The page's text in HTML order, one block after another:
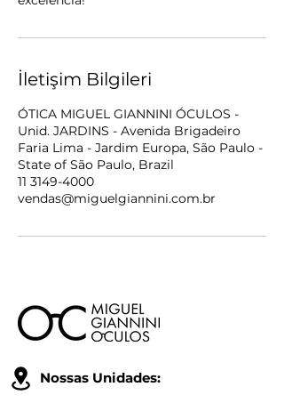
İletişim Bilgileri
ÓTICA MIGUEL GIANNINI ÓCULOS -
Unid. JARDINS - Avenida Brigadeiro
Faria Lima - Jardim Europa, São Paulo -
State of São Paulo, Brazil
11 3149-4000
vendas@miguelgiannini.com.br
Nossas Unidades: